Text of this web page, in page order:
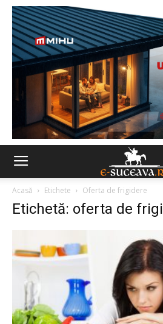
Acasă Etichete Oferta de frigidere
Etichetă: oferta de